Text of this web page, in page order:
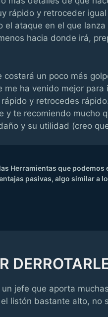
rápido y retroceder
ataque en el que
hacia donde irá,
costará un poco más
ha venido mejor para
y retrocedes
y te recomiendo mucho
y su utilidad (creo
Herramientas que
pasivas, algo similar a
jefe que aporta
listón bastante alto, no